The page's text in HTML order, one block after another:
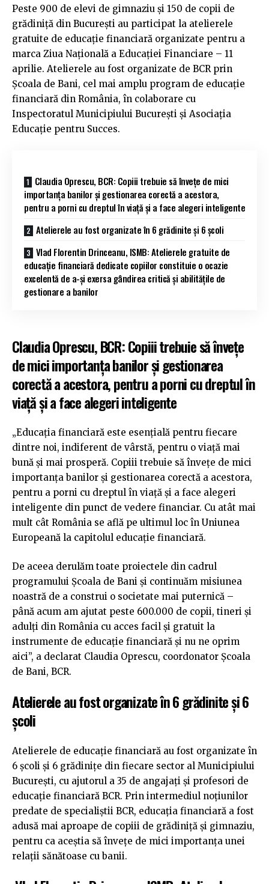
Peste 900 de elevi de gimnaziu și 150 de copii de
grădiniță din București au participat la atelierele
gratuite de educație financiară organizate pentru a
marca Ziua Națională a Educației Financiare – 11
aprilie. Atelierele au fost organizate de BCR prin
Școala de Bani, cel mai amplu program de educație
financiară din România, în colaborare cu
Inspectoratul Municipiului București și Asociația
Educație pentru Succes.
Claudia Oprescu, BCR: Copiii trebuie să învețe de mici
importanța banilor și gestionarea corectă a acestora,
pentru a porni cu dreptul în viață și a face alegeri inteligente
Atelierele au fost organizate în 6 grădinite și 6 școli
Vlad Florentin Drinceanu, ISMB: Atelierele gratuite de
educație financiară dedicate copiilor constituie o ocazie
excelentă de a-și exersa gândirea critică și abilitățile de
gestionare a banilor
Claudia Oprescu, BCR: Copiii trebuie să învețe
de mici importanța banilor și gestionarea
corectă a acestora, pentru a porni cu dreptul în
viață și a face alegeri inteligente
„Educația financiară este esențială pentru fiecare
dintre noi, indiferent de vârstă, pentru o viață mai
bună și mai prosperă. Copiii trebuie să învețe de mici
importanța banilor și gestionarea corectă a acestora,
pentru a porni cu dreptul în viață și a face alegeri
inteligente din punct de vedere financiar. Cu atât mai
mult cât România se află pe ultimul loc în Uniunea
Europeană la capitolul educație financiară.
De aceea derulăm toate proiectele din cadrul
programului Școala de Bani și continuăm misiunea
noastră de a construi o societate mai puternică –
până acum am ajutat peste 600.000 de copii, tineri și
adulți din România cu acces facil și gratuit la
instrumente de educație financiară și nu ne oprim
aici”, a declarat Claudia Oprescu, coordonator Școala
de Bani, BCR.
Atelierele au fost organizate în 6 grădinite și 6
școli
Atelierele de educație financiară au fost organizate în
6 școli și 6 grădinițe din fiecare sector al Municipiului
București, cu ajutorul a 35 de angajați și profesori de
educație financiară BCR. Prin intermediul noțiunilor
predate de specialiștii BCR, educația financiară a fost
adusă mai aproape de copiii de grădiniță și gimnaziu,
pentru ca aceștia să învețe de mici importanța unei
relații sănătoase cu banii.